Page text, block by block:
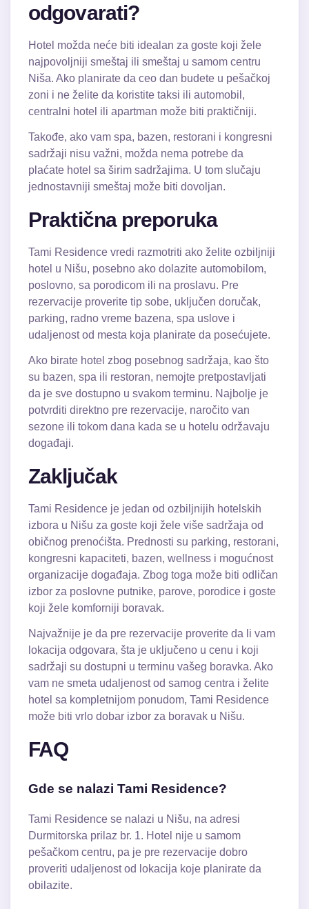
odgovarati?
Hotel možda neće biti idealan za goste koji žele
najpovoljniji smeštaj ili smeštaj u samom centru
Niša. Ako planirate da ceo dan budete u pešačkoj
zoni i ne želite da koristite taksi ili automobil,
centralni hotel ili apartman može biti praktičniji.
Takođe, ako vam spa, bazen, restorani i kongresni
sadržaji nisu važni, možda nema potrebe da
plaćate hotel sa širim sadržajima. U tom slučaju
jednostavniji smeštaj može biti dovoljan.
Praktična preporuka
Tami Residence vredi razmotriti ako želite ozbiljniji
hotel u Nišu, posebno ako dolazite automobilom,
poslovno, sa porodicom ili na proslavu. Pre
rezervacije proverite tip sobe, uključen doručak,
parking, radno vreme bazena, spa uslove i
udaljenost od mesta koja planirate da posećujete.
Ako birate hotel zbog posebnog sadržaja, kao što
su bazen, spa ili restoran, nemojte pretpostavljati
da je sve dostupno u svakom terminu. Najbolje je
potvrditi direktno pre rezervacije, naročito van
sezone ili tokom dana kada se u hotelu održavaju
događaji.
Zaključak
Tami Residence je jedan od ozbiljnijih hotelskih
izbora u Nišu za goste koji žele više sadržaja od
običnog prenoćišta. Prednosti su parking, restorani,
kongresni kapaciteti, bazen, wellness i mogućnost
organizacije događaja. Zbog toga može biti odličan
izbor za poslovne putnike, parove, porodice i goste
koji žele komforniji boravak.
Najvažnije je da pre rezervacije proverite da li vam
lokacija odgovara, šta je uključeno u cenu i koji
sadržaji su dostupni u terminu vašeg boravka. Ako
vam ne smeta udaljenost od samog centra i želite
hotel sa kompletnijom ponudom, Tami Residence
može biti vrlo dobar izbor za boravak u Nišu.
FAQ
Gde se nalazi Tami Residence?
Tami Residence se nalazi u Nišu, na adresi
Durmitorska prilaz br. 1. Hotel nije u samom
pešačkom centru, pa je pre rezervacije dobro
proveriti udaljenost od lokacija koje planirate da
obilazite.